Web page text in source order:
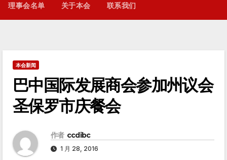
理事会名单 关于本会 联系我们
本会新闻
巴中国际发展商会参加州议会
圣保罗市庆餐会
作者 ccdibc
1 月 28, 2016